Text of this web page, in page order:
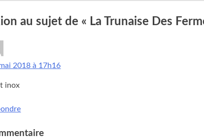
au sujet de « La Trunaise Des
2018 à 17h16
inox